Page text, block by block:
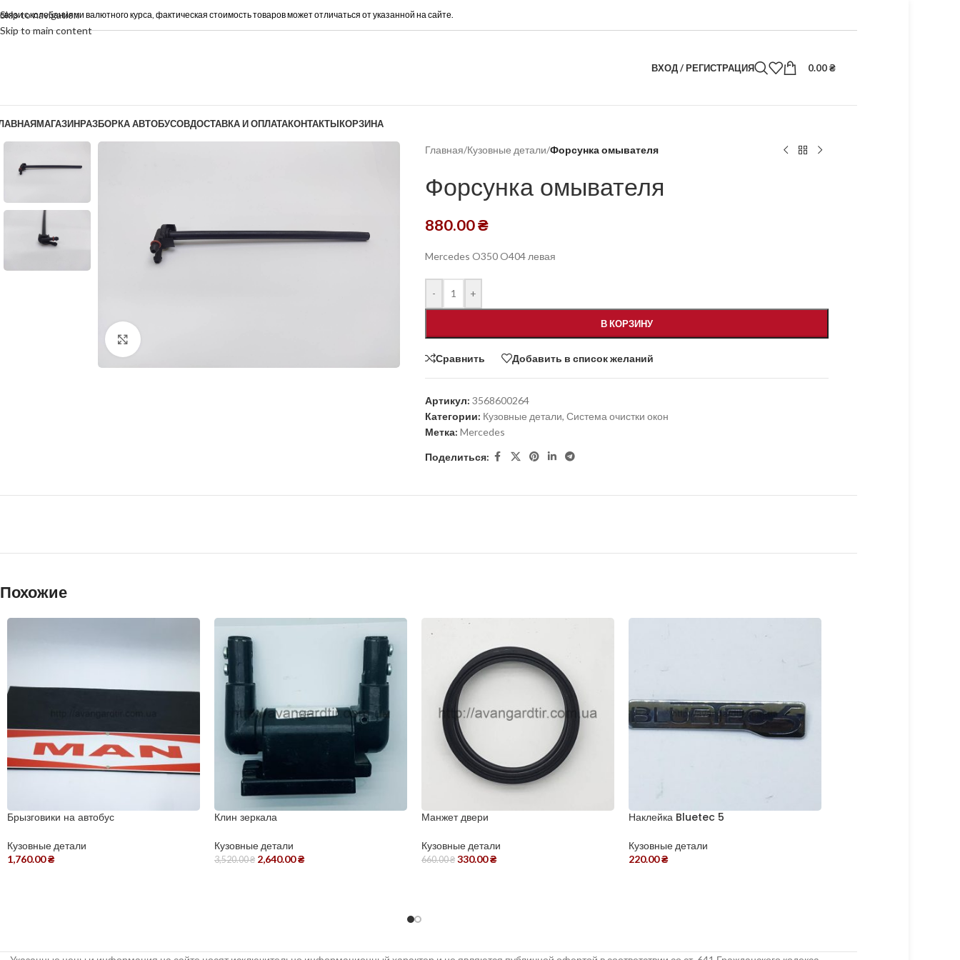
Skip to navigation
Skip to main content
с колебаниями валютного курса, фактическая стоимость товаров может отличаться от указанной на сайте.
ВХОД / РЕГИСТРАЦИЯ 0.00₴
МАГАЗИНРАЗБОРКА АВТОБУСОВДОСТАВКА И ОПЛАТАКОНТАКТЫКОРЗИНА
Главная/Кузовные детали/Форсунка омывателя
Форсунка омывателя
880.00₴
Mercedes O350 O404 левая
- +
В КОРЗИНУ
Сравнить Добавить в список желаний
Артикул: 3568600264
Категории: Кузовные детали, Система очистки окон
Метка: Mercedes
Поделиться:
Похожие
Брызговики на автобус
Кузовные детали
1,760.00₴
Клин зеркала
Кузовные детали
3,520.00₴ 2,640.00₴
Манжет двери
Кузовные детали
660.00₴ 330.00₴
Наклейка Bluetec 5
Кузовные детали
220.00₴